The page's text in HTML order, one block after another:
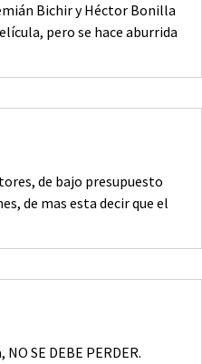
Bichir y Héctor Bonilla
pero se hace aburrida
de bajo presupuesto
de mas esta decir que el
SE DEBE PERDER.